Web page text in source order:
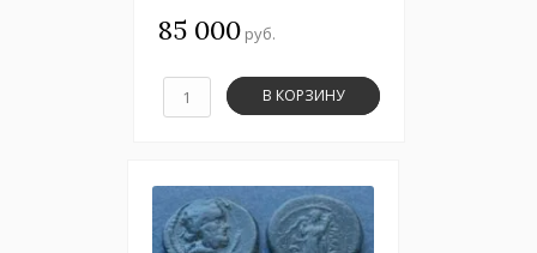
85 000руб.
В КОРЗИНУ